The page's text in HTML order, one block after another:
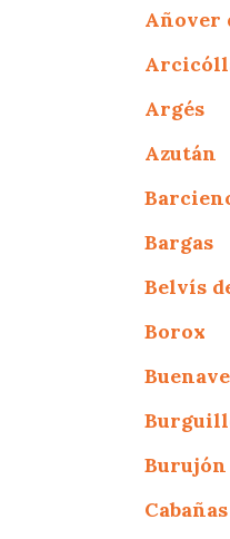
Añover
Argés
Azután
Bargas
Belvís
Borox
Burujón